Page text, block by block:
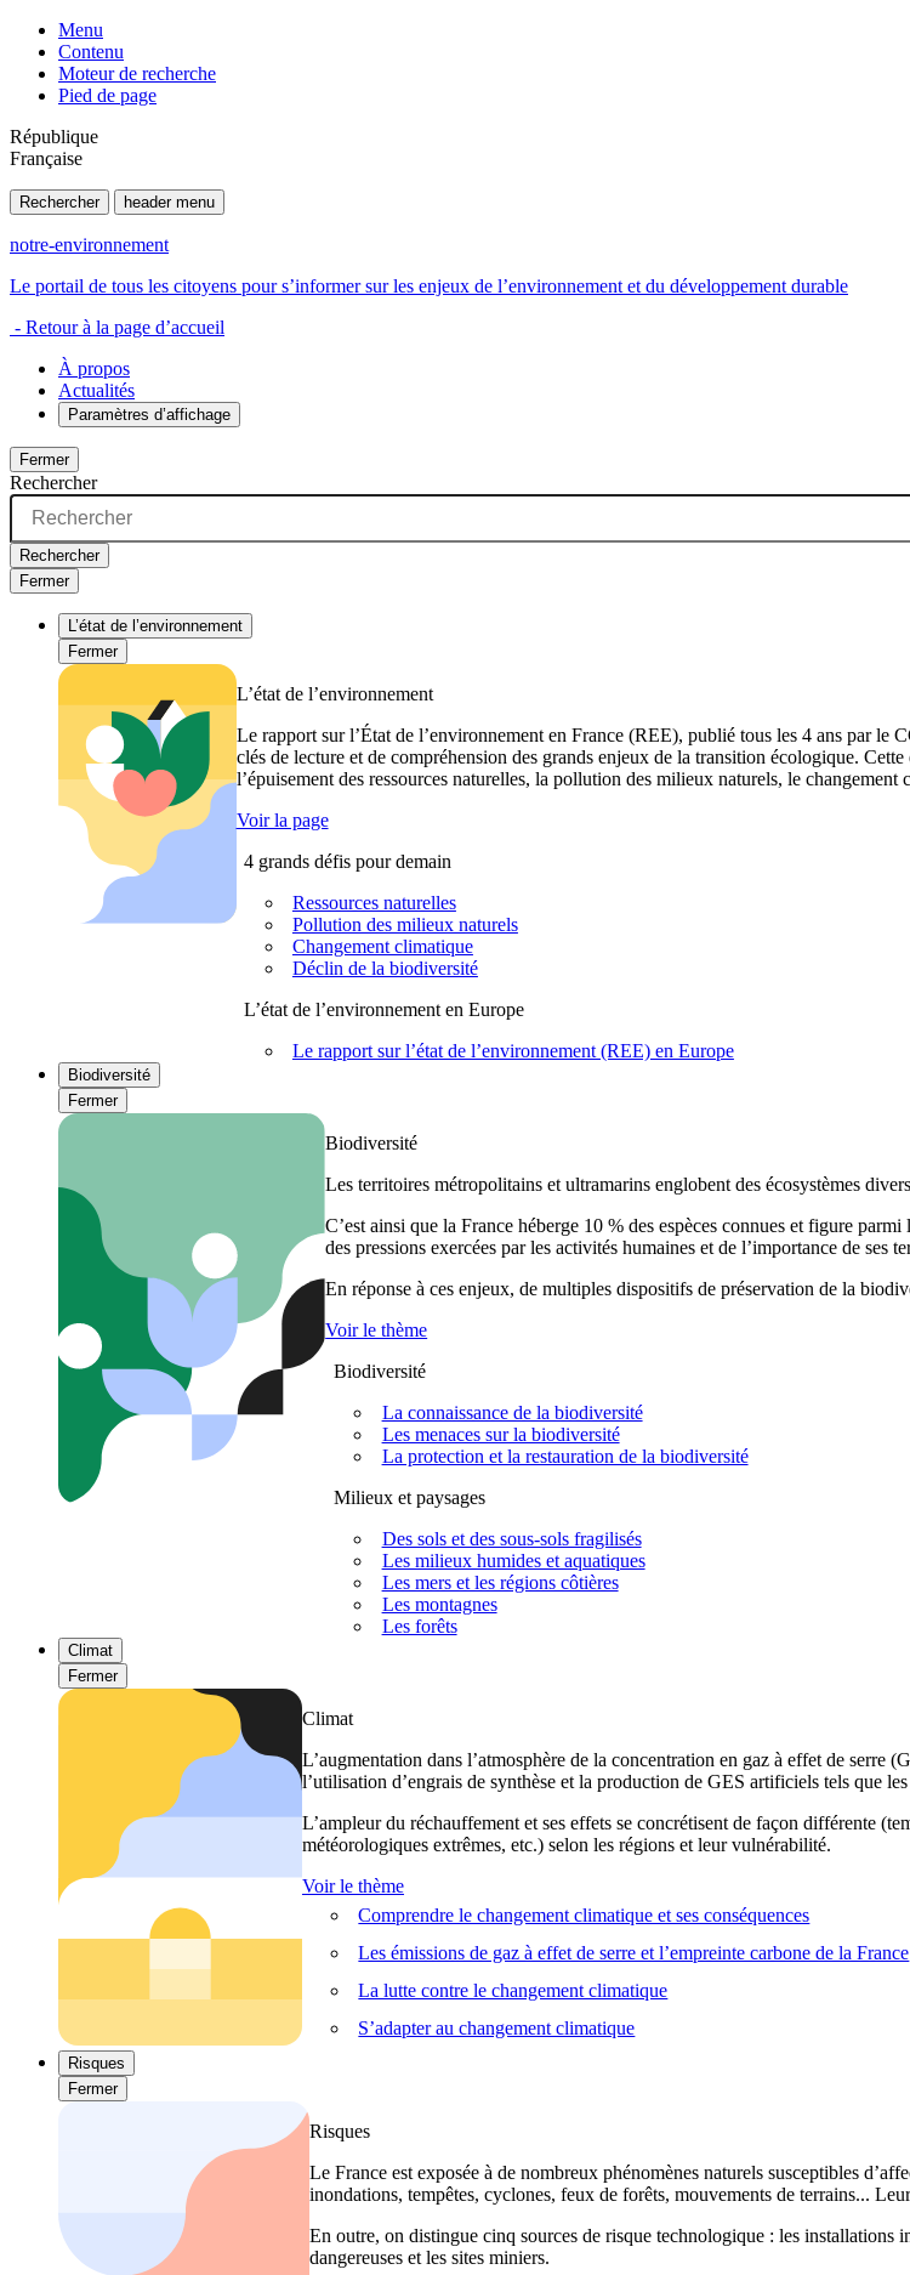
Menu
Contenu
Moteur de recherche
Pied de page
République
Française
Rechercher header menu
notre-environnement
Le portail de tous les citoyens pour s’informer sur les enjeux de l’environnement et du développement durable
- Retour à la page d’accueil
À propos
Actualités
Paramètres d’affichage
Fermer
Rechercher
Rechercher
Fermer
L’état de l’environnement
Fermer
L’état de l’environnement
Le rapport sur l’État de l’environnement en France (REE), publié tous les 4 ans par
clés de lecture et de compréhension des grands enjeux de la transition écologique.
l’épuisement des ressources naturelles, la pollution des milieux naturels, le
Voir la page
4 grands défis pour demain
Ressources naturelles
Pollution des milieux naturels
Changement climatique
Déclin de la biodiversité
L’état de l’environnement en Europe
Le rapport sur l’état de l’environnement (REE) en Europe
Biodiversité
Fermer
Biodiversité
Les territoires métropolitains et ultramarins englobent des écosystèmes
C’est ainsi que la France héberge 10 % des espèces connues et figure
des pressions exercées par les activités humaines et de l’importance de ses
En réponse à ces enjeux, de multiples dispositifs de préservation de la
Voir le thème
Biodiversité
La connaissance de la biodiversité
Les menaces sur la biodiversité
La protection et la restauration de la biodiversité
Milieux et paysages
Des sols et des sous-sols fragilisés
Les milieux humides et aquatiques
Les mers et les régions côtières
Les montagnes
Les forêts
Climat
Fermer
Climat
L’augmentation dans l’atmosphère de la concentration en gaz à effet de serre
l’utilisation d’engrais de synthèse et la production de GES artificiels tels que
L’ampleur du réchauffement et ses effets se concrétisent de façon différente
météorologiques extrêmes, etc.) selon les régions et leur vulnérabilité.
Voir le thème
Comprendre le changement climatique et ses conséquences
Les émissions de gaz à effet de serre et l’empreinte carbone de la France
La lutte contre le changement climatique
S’adapter au changement climatique
Risques
Fermer
Risques
Le France est exposée à de nombreux phénomènes naturels susceptibles
inondations, tempêtes, cyclones, feux de forêts, mouvements de terrains...
En outre, on distingue cinq sources de risque technologique : les installations
dangereuses et les sites miniers.